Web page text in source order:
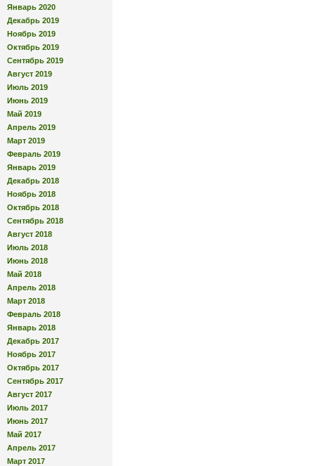
Январь 2020
Декабрь 2019
Ноябрь 2019
Октябрь 2019
Сентябрь 2019
Август 2019
Июль 2019
Июнь 2019
Май 2019
Апрель 2019
Март 2019
Февраль 2019
Январь 2019
Декабрь 2018
Ноябрь 2018
Октябрь 2018
Сентябрь 2018
Август 2018
Июль 2018
Июнь 2018
Май 2018
Апрель 2018
Март 2018
Февраль 2018
Январь 2018
Декабрь 2017
Ноябрь 2017
Октябрь 2017
Сентябрь 2017
Август 2017
Июль 2017
Июнь 2017
Май 2017
Апрель 2017
Март 2017